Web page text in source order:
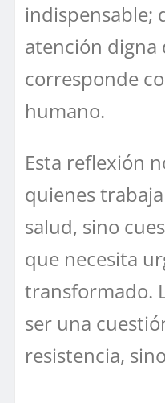
indispensable;
atención digna
corresponde
humano.
Esta reflexión
quienes
salud, sino
que necesita
transformado.
ser una
resistencia,